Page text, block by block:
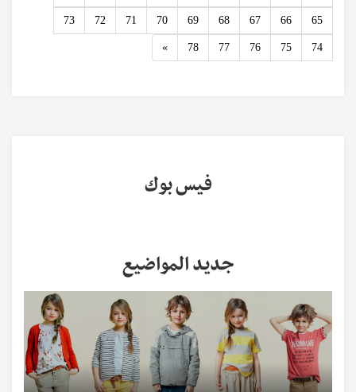
65
66
67
68
69
70
71
72
73
74
75
76
77
78
»
Next
فيس بوك
جديد المواضيع